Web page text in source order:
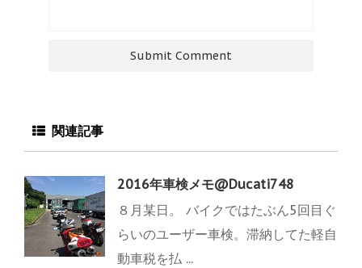
関連記事
2016年車検メモ@Ducati748
８月某日。 バイクではたぶん5回目ぐ
らいのユーザー車検。滞納してた軽自
動車税を払 ...